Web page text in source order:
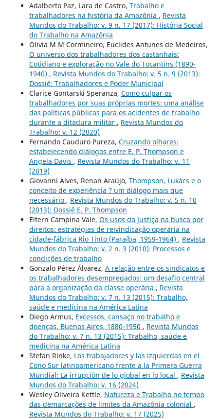
Adalberto Paz, Lara de Castro, Trabalho e
trabalhadores na história da Amazônia , Revista
Mundos do Trabalho: v. 9 n. 17 (2017): História Social
do Trabalho na Amazônia
Olivia M M Cormineiro, Euclides Antunes de Medeiros,
O universo dos trabalhadores dos castanhais:
Cotidiano e exploração no Vale do Tocantins (1890-
1940) , Revista Mundos do Trabalho: v. 5 n. 9 (2013):
Dossiê: Trabalhadores e Poder Municipal
Clarice Gontarski Speranza, Como culpar os
trabalhadores por suas próprias mortes: uma análise
das políticas públicas para os acidentes de trabalho
durante a ditadura militar , Revista Mundos do
Trabalho: v. 12 (2020)
Fernando Cauduro Pureza, Cruzando olhares:
estabelecendo diálogos entre E. P. Thompson e
Angela Davis , Revista Mundos do Trabalho: v. 11
(2019)
Giovanni Alves, Renan Araújo, Thompson, Lukács e o
conceito de experiência ? um diálogo mais que
necessário , Revista Mundos do Trabalho: v. 5 n. 10
(2013): Dossiê E. P. Thompson
Eltern Campina Vale, Os usos da Justiça na busca por
direitos: estratégias de reivindicação operária na
cidade-fábrica Rio Tinto (Paraíba, 1959-1964) , Revista
Mundos do Trabalho: v. 2 n. 3 (2010): Processos e
condições de trabalho
Gonzalo Pérez Álvarez, A relação entre os sindicatos e
os trabalhadores desempregados: um desafio central
para a organização da classe operária , Revista
Mundos do Trabalho: v. 7 n. 13 (2015): Trabalho,
saúde e medicina na América Latina
Diego Armus, Excessos, cansaço no trabalho e
doenças. Buenos Aires, 1880-1950 , Revista Mundos
do Trabalho: v. 7 n. 13 (2015): Trabalho, saúde e
medicina na América Latina
Stefan Rinke, Los trabajadores y las izquierdas en el
Cono Sur latinoamericano frente a la Primera Guerra
Mundial: La irrupción de lo global en lo local , Revista
Mundos do Trabalho: v. 16 (2024)
Wesley Oliveira Kettle, Natureza e Trabalho no tempo
das demarcações de limites da Amazônia colonial ,
Revista Mundos do Trabalho: v. 17 (2025)